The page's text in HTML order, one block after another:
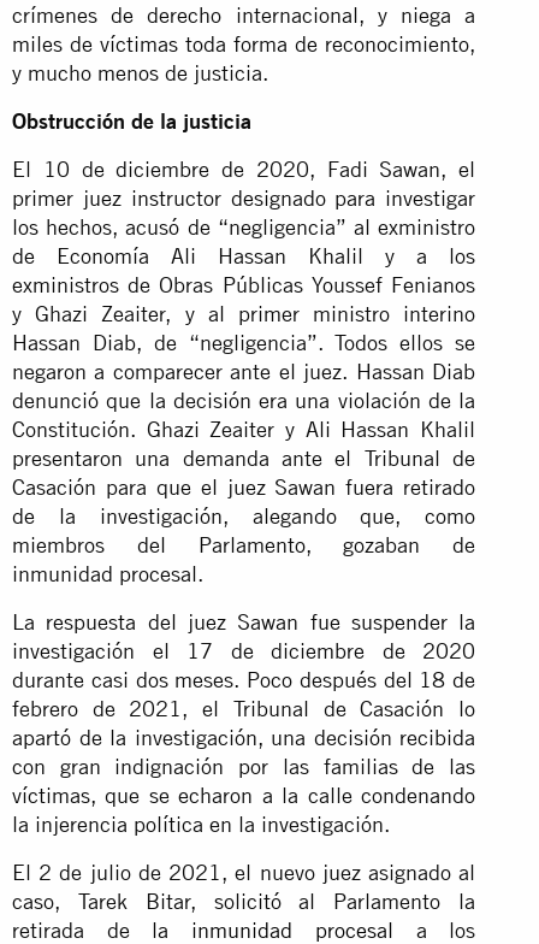
crímenes de derecho internacional, y niega a
miles de víctimas toda forma de reconocimiento,
y mucho menos de justicia.
Obstrucción de la justicia
El 10 de diciembre de 2020, Fadi Sawan, el
primer juez instructor designado para investigar
los hechos, acusó de “negligencia” al exministro
de Economía Ali Hassan Khalil y a los
exministros de Obras Públicas Youssef Fenianos
y Ghazi Zeaiter, y al primer ministro interino
Hassan Diab, de “negligencia”. Todos ellos se
negaron a comparecer ante el juez. Hassan Diab
denunció que la decisión era una violación de la
Constitución. Ghazi Zeaiter y Ali Hassan Khalil
presentaron una demanda ante el Tribunal de
Casación para que el juez Sawan fuera retirado
de la investigación, alegando que, como
miembros del Parlamento, gozaban de
inmunidad procesal.
La respuesta del juez Sawan fue suspender la
investigación el 17 de diciembre de 2020
durante casi dos meses. Poco después del 18 de
febrero de 2021, el Tribunal de Casación lo
apartó de la investigación, una decisión recibida
con gran indignación por las familias de las
víctimas, que se echaron a la calle condenando
la injerencia política en la investigación.
El 2 de julio de 2021, el nuevo juez asignado al
caso, Tarek Bitar, solicitó al Parlamento la
retirada de la inmunidad procesal a los